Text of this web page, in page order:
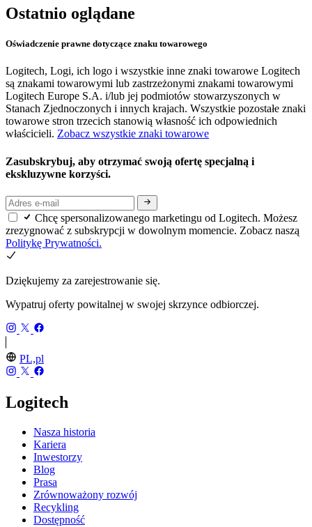
Ostatnio oglądane
Oświadczenie prawne dotyczące znaku towarowego
Logitech, Logi, ich logo i wszystkie inne znaki towarowe Logitech
są znakami towarowymi lub zastrzeżonymi znakami towarowymi
Logitech Europe S.A. i/lub jej podmiotów stowarzyszonych w
Stanach Zjednoczonych i innych krajach. Wszystkie pozostałe znaki
towarowe stron trzecich stanowią własność ich odpowiednich
właścicieli. Zobacz wszystkie znaki towarowe
Zasubskrybuj, aby otrzymać swoją ofertę specjalną i
ekskluzywne korzyści.
Chcę spersonalizowanego marketingu od Logitech. Możesz
zrezygnować z subskrypcji w dowolnym momencie. Zobacz naszą
Politykę Prywatności.
Dziękujemy za zarejestrowanie się.
Wypatruj oferty powitalnej w swojej skrzynce odbiorczej.
PL,pl
Logitech
Nasza historia
Kariera
Inwestorzy
Blog
Prasa
Zrównoważony rozwój
Recykling
Dostępność